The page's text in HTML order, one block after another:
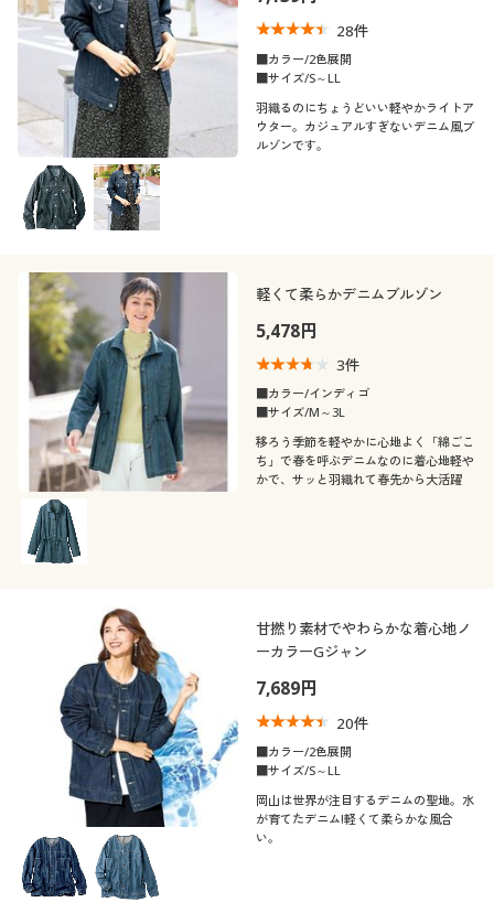
28件
■カラー/2色展開
■サイズ/S～LL
羽織るのにちょうどいい軽やかライトア
ウター。カジュアルすぎないデニム風ブ
ルゾンです。
軽くて柔らかデニムブルゾン
5,478円
3件
■カラー/インディゴ
■サイズ/M～3L
移ろう季節を軽やかに心地よく「綿ごこ
ち」で春を呼ぶデニムなのに着心地軽や
かで、サッと羽織れて春先から大活躍
甘撚り素材でやわらかな着心地ノ
ーカラーGジャン
7,689円
20件
■カラー/2色展開
■サイズ/S～LL
岡山は世界が注目するデニムの聖地。水
が育てたデニム!軽くて柔らかな風合
い。